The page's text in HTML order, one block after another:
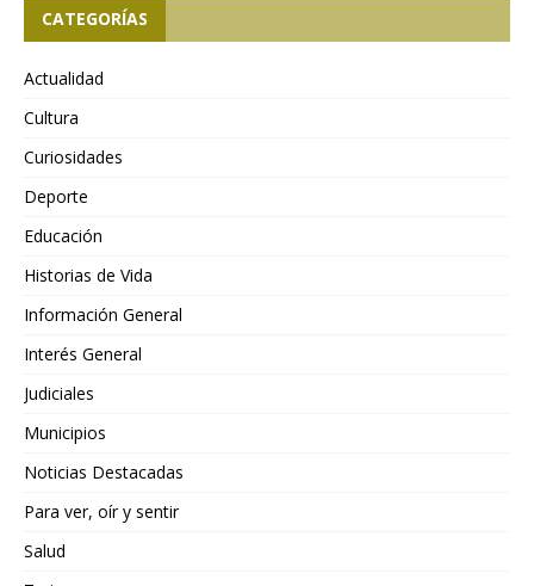
CATEGORÍAS
Actualidad
Cultura
Curiosidades
Deporte
Educación
Historias de Vida
Información General
Interés General
Judiciales
Municipios
Noticias Destacadas
Para ver, oír y sentir
Salud